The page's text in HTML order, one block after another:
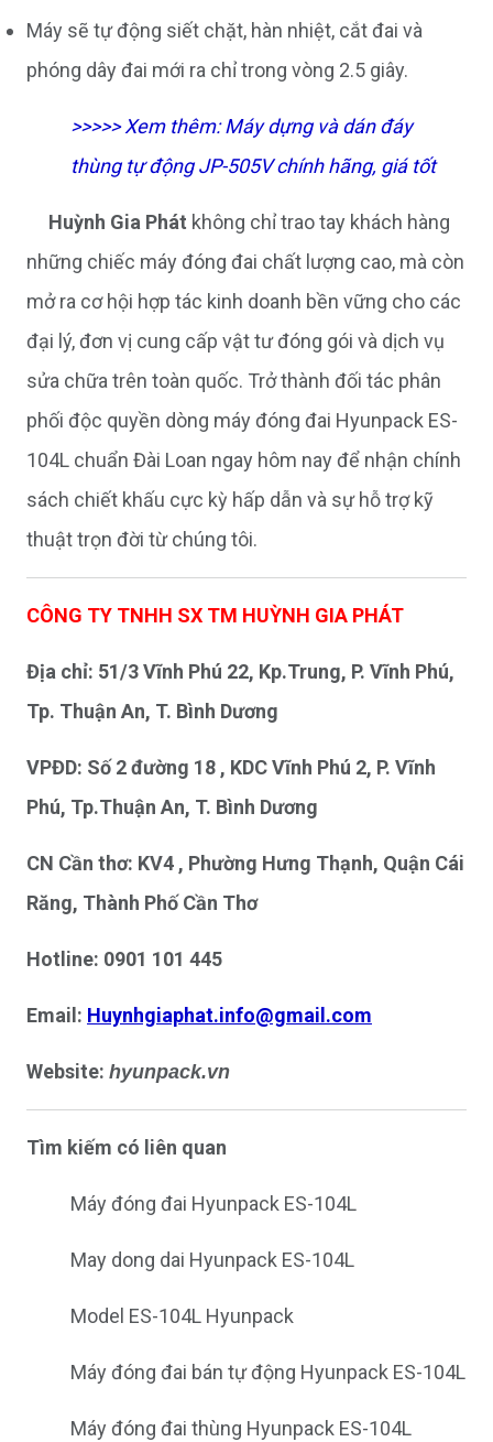
Máy sẽ tự động siết chặt, hàn nhiệt, cắt đai và
phóng dây đai mới ra chỉ trong vòng 2.5 giây.
>>>>> Xem thêm:Máy dựng và dán đáy
thùng tự động JP-505V chính hãng, giá tốt
Huỳnh Gia Phát không chỉ trao tay khách hàng
những chiếc máy đóng đai chất lượng cao, mà còn
mở ra cơ hội hợp tác kinh doanh bền vững cho các
đại lý, đơn vị cung cấp vật tư đóng gói và dịch vụ
sửa chữa trên toàn quốc. Trở thành đối tác phân
phối độc quyền dòng máy đóng đai Hyunpack ES-
104L chuẩn Đài Loan ngay hôm nay để nhận chính
sách chiết khấu cực kỳ hấp dẫn và sự hỗ trợ kỹ
thuật trọn đời từ chúng tôi.
CÔNG TY TNHH SX TM HUỲNH GIA PHÁT
Địa chỉ: 51/3 Vĩnh Phú 22, Kp.Trung, P. Vĩnh Phú,
Tp. Thuận An, T. Bình Dương
VPĐD: Số 2 đường 18 , KDC Vĩnh Phú 2, P. Vĩnh
Phú, Tp.Thuận An, T. Bình Dương
CN Cần thơ: KV4 , Phường Hưng Thạnh, Quận Cái
Răng, Thành Phố Cần Thơ
Hotline: 0901 101 445
Email: Huynhgiaphat.info@gmail.com
Website: hyunpack.vn
Tìm kiếm có liên quan
Máy đóng đai Hyunpack ES-104L
May dong dai Hyunpack ES-104L
Model ES-104L Hyunpack
Máy đóng đai bán tự động Hyunpack ES-104L
Máy đóng đai thùng Hyunpack ES-104L